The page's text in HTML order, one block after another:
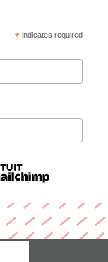
*indicates required